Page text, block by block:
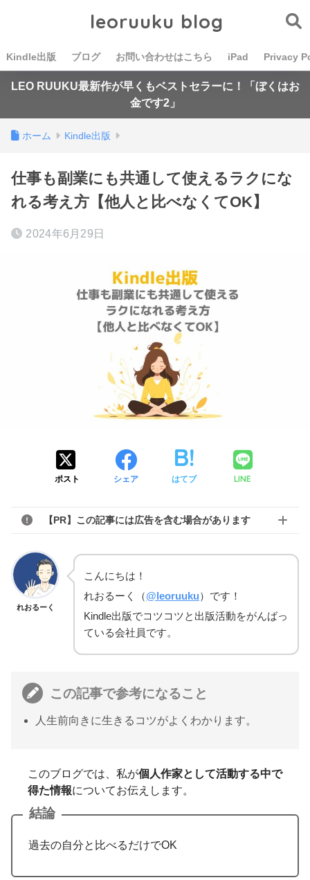
leoruuku blog
Kindle出版 ブログ お問い合わせはこちら iPad Privacy
LEO RUUKU最新作が早くもベストセラーに！「ぼくはお
金です2」
ホーム Kindle出版
仕事も副業にも共通して使えるラクにな
れる考え方【他人と比べなくてOK】
2024年6月29日
ポスト シェア はてブ LINE
【PR】この記事には広告を含む場合があります
れおるーく
こんにちは！
れおるーく（@leoruuku）です！
Kindle出版でコツコツと出版活動をがんばっ
ている会社員です。
この記事で参考になること
人生前向きに生きるコツがよくわかります。
このブログでは、私が個人作家として活動する中で
得た情報についてお伝えします。
結論
過去の自分と比べるだけでOK